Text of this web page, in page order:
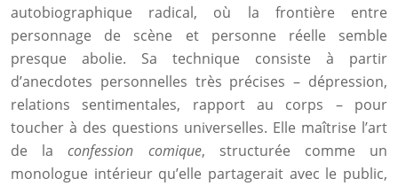
autobiographique radical, où la frontière entre
personnage de scène et personne réelle semble
presque abolie. Sa technique consiste à partir
d’anecdotes personnelles très précises – dépression,
relations sentimentales, rapport au corps – pour
toucher à des questions universelles. Elle maîtrise l’art
de laconfession comique, structurée comme un
monologue intérieur qu’elle partagerait avec le public,